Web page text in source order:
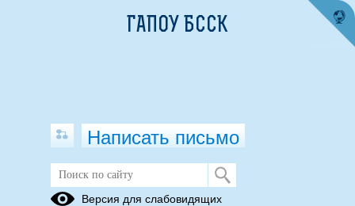
Обращения граждан
ГАПОУ БССК
Написать письмо
Версия для слабовидящих